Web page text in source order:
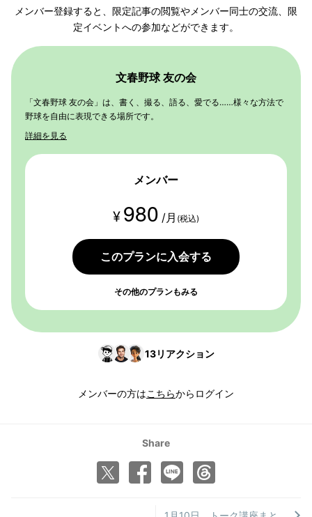
メンバー登録すると、限定記事の閲覧やメンバー同士の交流、限
定イベントへの参加などができます。
文春野球 友の会
「文春野球 友の会」は、書く、撮る、語る、愛でる……様々な方法で
野球を自由に表現できる場所です。
詳細を見る
メンバー
¥ 980 /月 (税込)
このプランに入会する
その他のプランもみる
13リアクション
メンバーの方はこちらからログイン
Share